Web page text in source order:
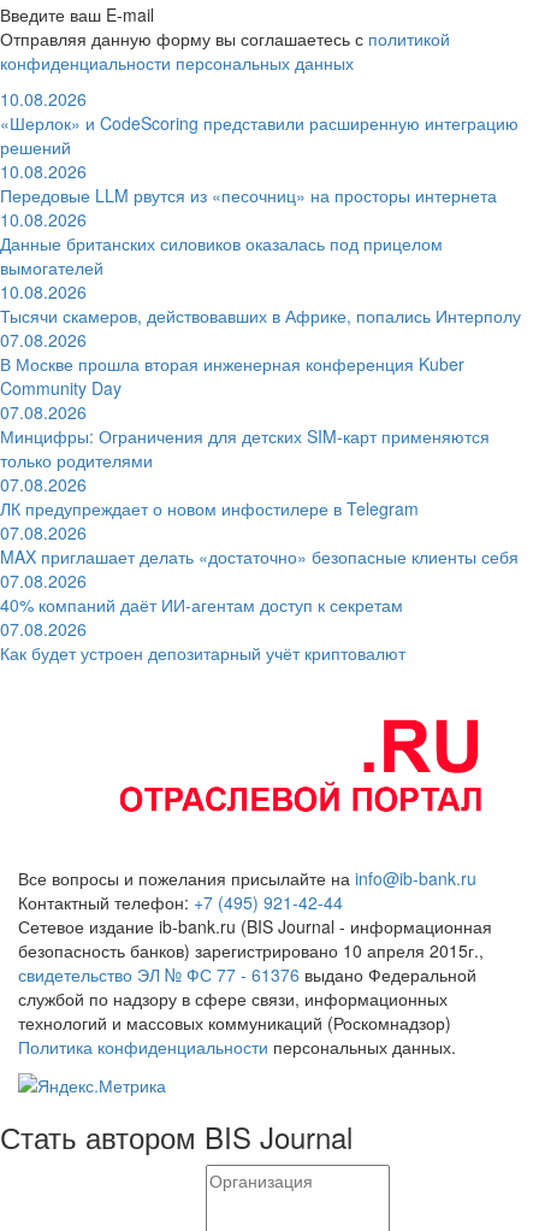
Введите ваш E-mail
Отправляя данную форму вы соглашаетесь с политикой
конфиденциальности персональных данных
10.08.2026
«Шерлок» и CodeScoring представили расширенную интеграцию
решений
10.08.2026
Передовые LLM рвутся из «песочниц» на просторы интернета
10.08.2026
Данные британских силовиков оказалась под прицелом
вымогателей
10.08.2026
Тысячи скамеров, действовавших в Африке, попались Интерполу
07.08.2026
В Москве прошла вторая инженерная конференция Kuber
Community Day
07.08.2026
Минцифры: Ограничения для детских SIM-карт применяются
только родителями
07.08.2026
ЛК предупреждает о новом инфостилере в Telegram
07.08.2026
MAX приглашает делать «достаточно» безопасные клиенты себя
07.08.2026
40% компаний даёт ИИ‑агентам доступ к секретам
07.08.2026
Как будет устроен депозитарный учёт криптовалют
Все вопросы и пожелания присылайте на info@ib-bank.ru
Контактный телефон: +7 (495) 921-42-44
Сетевое издание ib-bank.ru (BIS Journal - информационная
безопасность банков) зарегистрировано 10 апреля 2015г.,
свидетельство ЭЛ № ФС 77 - 61376 выдано Федеральной
службой по надзору в сфере связи, информационных
технологий и массовых коммуникаций (Роскомнадзор)
Политика конфиденциальности персональных данных.
Стать автором BIS Journal